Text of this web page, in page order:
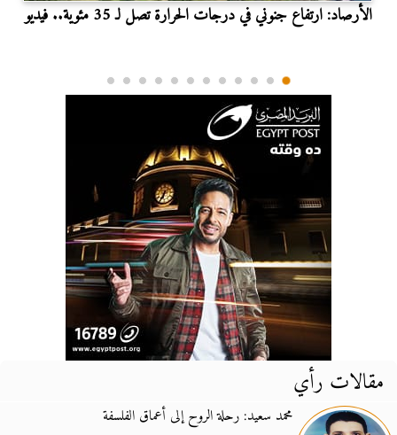
الأرصاد: ارتفاع جنوني في درجات الحرارة تصل لـ 35 مئوية.. فيديو
مقالات رأي
محمد سعيد: رحلة الروح إلى أعماق الفلسفة